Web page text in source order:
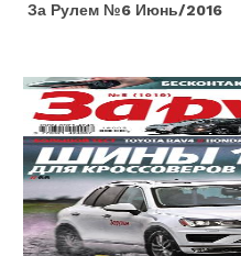
За Рулем №6 Июнь/2016